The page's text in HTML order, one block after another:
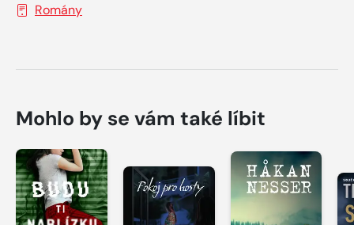
Romány
Mohlo by se vám také líbit